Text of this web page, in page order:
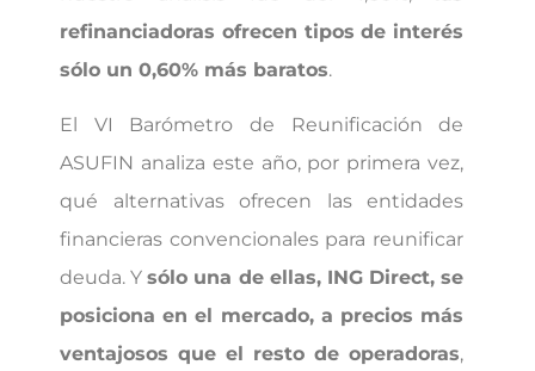
refinanciadoras ofrecen tipos de interés
sólo un 0,60% más baratos.
El VI Barómetro de Reunificación de
ASUFIN analiza este año, por primera vez,
qué alternativas ofrecen las entidades
financieras convencionales para reunificar
deuda. Ysólo una de ellas, ING Direct, se
posiciona en el mercado, a precios más
ventajosos que el resto de operadoras,